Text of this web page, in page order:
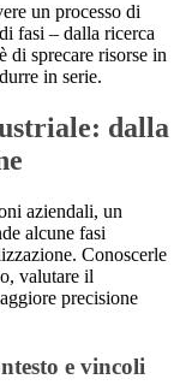
un processo di
fasi – dalla ricerca
di sprecare risorse in
in serie.
dalla
aziendali, un
alcune fasi
Conoscerle
valutare il
precisione
e vincoli